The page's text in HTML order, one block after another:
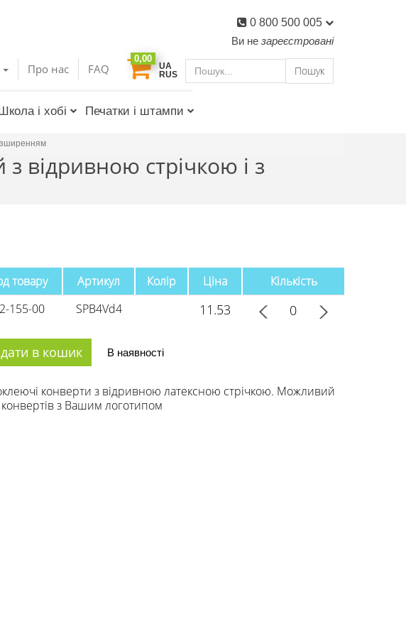
Пошук
UA
RUS
0,00
Ви не зареєстровані
0 800 500 005
Про нас FAQ
і хобі Печатки і штампи
відривною стрічкою і з
товару Артикул Колір Ціна
Кількість
155-00
SPB4Vd4 11.53
в кошик В наявності
конверти з відривною латексною стрічкою. Можливий
конвертів з Вашим логотипом